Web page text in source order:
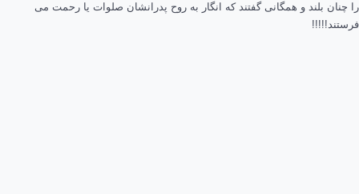
را چنان بلند و همگانی گفتند که انگار به روح پدرانشان صلوات یا رحمت می
فرستند!!!!!